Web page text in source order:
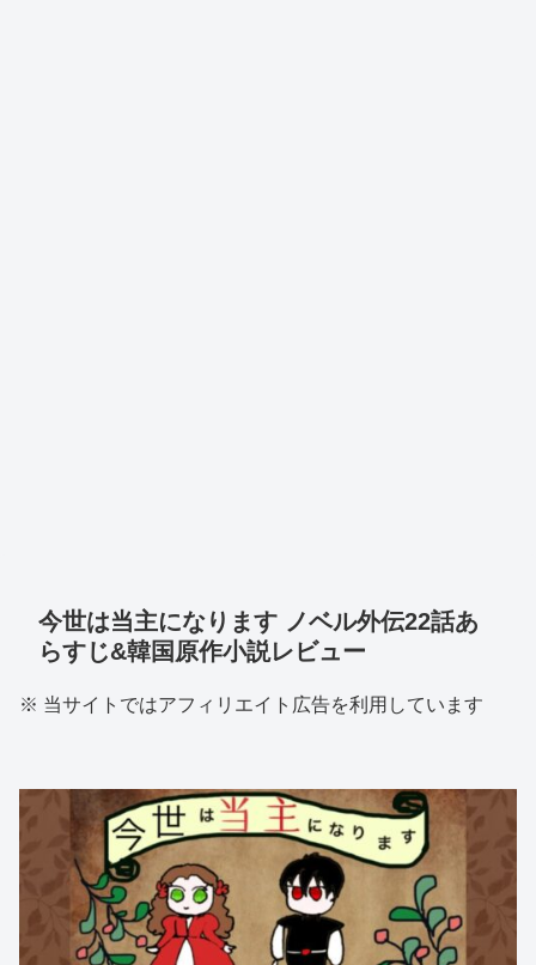
今世は当主になります ノベル外伝22話あ
らすじ&韓国原作小説レビュー
※ 当サイトではアフィリエイト広告を利用しています